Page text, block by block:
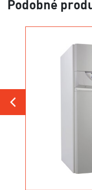
Podobné